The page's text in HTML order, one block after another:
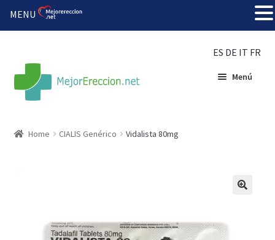
ES DE IT FR
Menú
Home CIALIS Genérico Vidalista 80mg
MENU